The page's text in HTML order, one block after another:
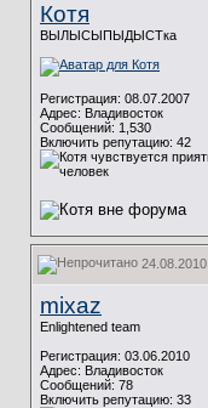
Котя
ВЫЛЫСЫПЫДЫСТка
Регистрация: 08.07.2007
Адрес: Владивосток
Сообщений: 1,530
Включить репутацию: 42
24.08.2010
mixaz
Enlightened team
Регистрация: 03.06.2010
Адрес: Владивосток
Сообщений: 78
Включить репутацию: 33